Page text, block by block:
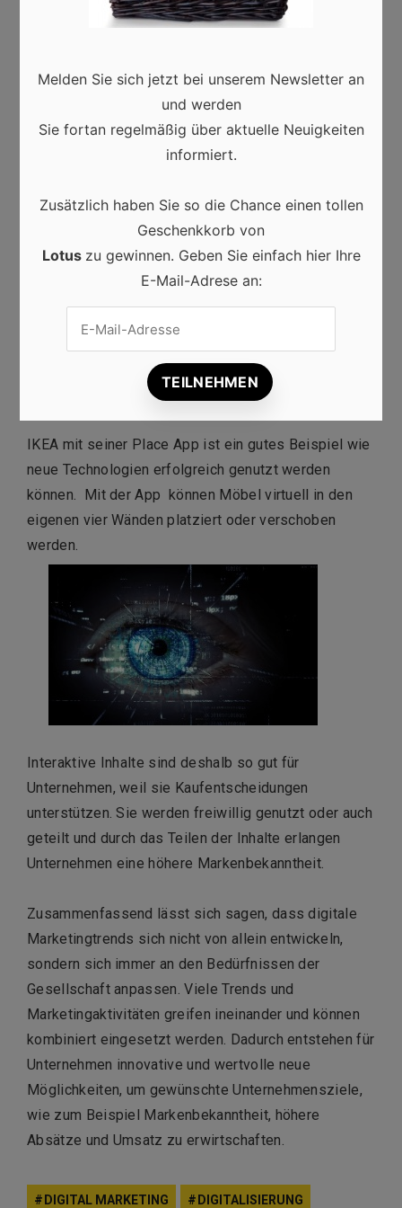
Marketingabteilungen Strategien überlegen und ihre
Interaktiver Content
„Content is king“ und das wird er auch dank seiner
Bedeutung gehört der interaktive Content definitiv zu
sollen den Kunden ein spannendes, persönliches und
nutzerorientiertes Einkaufen ermöglichen.
IKEA mit seiner Place App ist ein gutes Beispiel wie
neue Technologien erfolgreich genutzt werden
können. Mit der App können Möbel virtuell in den
eigenen vier Wänden platziert oder verschoben
werden.
Interaktive Inhalte sind deshalb so gut für
Unternehmen, weil sie Kaufentscheidungen
unterstützen. Sie werden freiwillig genutzt oder auch
geteilt und durch das Teilen der Inhalte erlangen
Unternehmen eine höhere Markenbekanntheit.
Zusammenfassend lässt sich sagen, dass digitale
Marketingtrends sich nicht von allein entwickeln,
sondern sich immer an den Bedürfnissen der
Gesellschaft anpassen. Viele Trends und
Marketingaktivitäten greifen ineinander und können
kombiniert eingesetzt werden. Dadurch entstehen für
Unternehmen innovative und wertvolle neue
Möglichkeiten, um gewünschte Unternehmensziele,
wie zum Beispiel Markenbekanntheit, höhere
Absätze und Umsatz zu erwirtschaften.
DIGITAL MARKETING DIGITALISIERUNG
Melden Sie sich jetzt bei unserem Newsletter an
und werden
Sie fortan regelmäßig über aktuelle Neuigkeiten
informiert.
Zusätzlich haben Sie so die Chance einen tollen
Geschenkkorb von
Lotus zu gewinnen. Geben Sie einfach hier Ihre
E-Mail-Adrese an: